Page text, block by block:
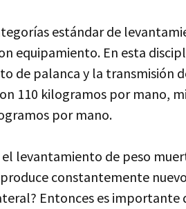
estándar de
equipamiento. En esta
de palanca y la transmisión
110 kilogramos por mano,
por mano.
el levantamiento de peso
constantemente
Entonces es importante